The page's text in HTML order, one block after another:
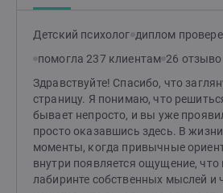
Детский психолог диплом
помогла 237 клиентам 26
Здравствуйте! Спасибо, что
страницу. Я понимаю, что
бывает непросто, и вы уже
просто оказавшись здесь. В
моменты, когда привычные
внутри появляется ощущение,
лабиринте собственных мыслей и